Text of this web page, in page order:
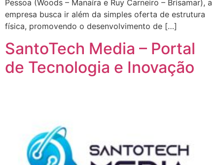
Pessoa (Woods – Manaíra e Ruy Carneiro – Brisamar), a
empresa busca ir além da simples oferta de estrutura
física, promovendo o desenvolvimento de […]
SantoTech Media – Portal
de Tecnologia e Inovação